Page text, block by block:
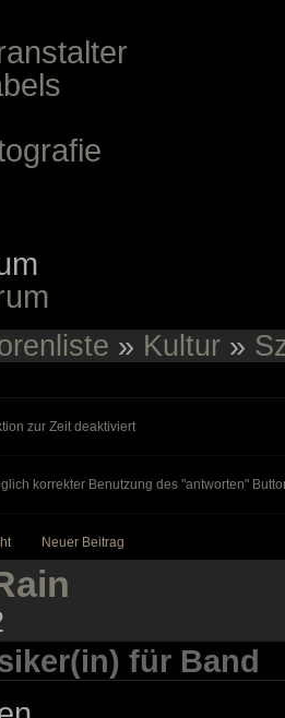
» Kultur »
zur Zeit deaktiviert
korrekter Benutzung des "antworten"
Neuer Beitrag
für Band